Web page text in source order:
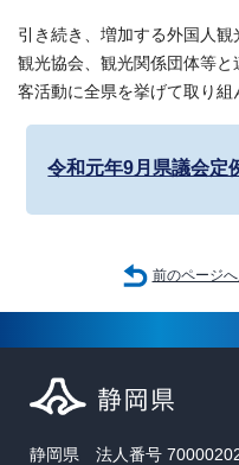
引き続き、増加する外国人
観光協会、観光関係団体等
客活動に全県を挙げて取り組
令和元年9月県議会定
前のページ
静岡県 法人番号